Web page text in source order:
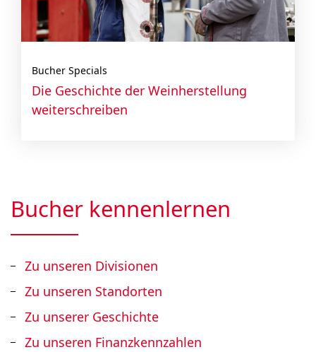
Bucher Specials
Die Geschichte der Wein­herstellung
weiterschreiben
Bucher kennenlernen
Zu unseren Divisionen
Zu unseren Standorten
Zu unserer Geschichte
Zu unseren Finanzkennzahlen